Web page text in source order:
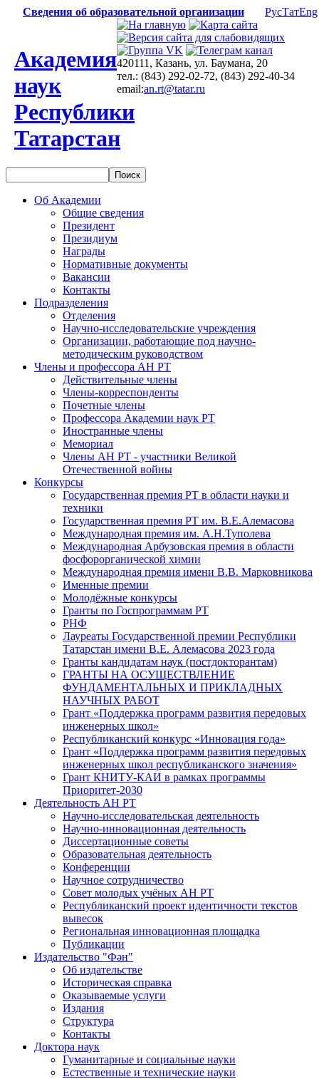
Сведения об образовательной организации РусТатEng
Академия
наук
Республики
Татарстан
420111, Казань, ул. Баумана, 20
тел.: (843) 292-02-72, (843) 292-40-34
email:an.rt@tatar.ru
Об Академии
Общие сведения
Президент
Президиум
Награды
Нормативные документы
Вакансии
Контакты
Подразделения
Отделения
Научно-исследовательские учреждения
Организации, работающие под научно-
методическим руководством
Члены и профессора АН РТ
Действительные члены
Члены-корреспонденты
Почетные члены
Профессора Академии наук РТ
Иностранные члены
Мемориал
Члены АН РТ - участники Великой
Отечественной войны
Конкурсы
Государственная премия РТ в области науки и
техники
Государственная премия РТ им. В.Е.Алемасова
Международная премия им. А.Н.Туполева
Международная Арбузовская премия в области
фосфорорганической химии
Международная премия имени В.В. Марковникова
Именные премии
Молодёжные конкурсы
Гранты по Госпрограммам РТ
РНФ
Лауреаты Государственной премии Республики
Татарстан имени В.Е. Алемасова 2023 года
Гранты кандидатам наук (постдокторантам)
ГРАНТЫ НА ОСУЩЕСТВЛЕНИЕ
ФУНДАМЕНТАЛЬНЫХ И ПРИКЛАДНЫХ
НАУЧНЫХ РАБОТ
Грант «Поддержка программ развития передовых
инженерных школ»
Республиканский конкурс «Инновация года»
Грант «Поддержка программ развития передовых
инженерных школ республиканского значения»
Грант КНИТУ-КАИ в рамках программы
Приоритет-2030
Деятельность АН РТ
Научно-исследовательская деятельность
Научно-инновационная деятельность
Диссертационные советы
Образовательная деятельность
Конференции
Научное сотрудничество
Совет молодых учёных АН РТ
Республиканский проект идентичности текстов
вывесок
Региональная инновационная площадка
Публикации
Издательство "Фән"
Об издательстве
Историческая справка
Оказываемые услуги
Издания
Структура
Контакты
Доктора наук
Гуманитарные и социальные науки
Естественные и технические науки